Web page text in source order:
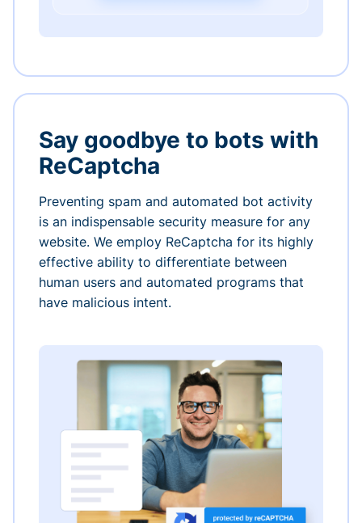
Say goodbye to bots with
ReCaptcha
Preventing spam and automated bot activity
is an indispensable security measure for any
website. We employ ReCaptcha for its highly
effective ability to differentiate between
human users and automated programs that
have malicious intent.